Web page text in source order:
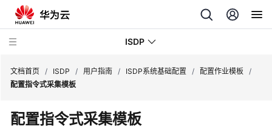
ISDP
最
新
文档首页 / ISDP / 用户指南 / ISDP系统基础配置 / 配置作业模板
/
配置指令式采集模板
配置指令式采集模板